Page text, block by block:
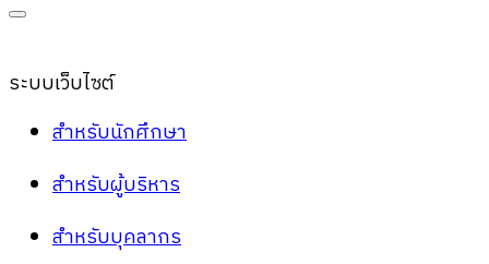
ระบบเว็บไซต์
สำหรับนักศึกษา
สำหรับผู้บริหาร
สำหรับบุคลากร